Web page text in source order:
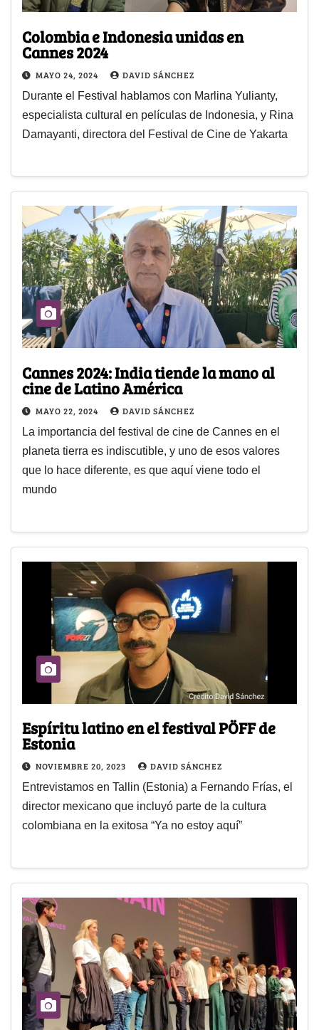
Colombia e Indonesia unidas en
Cannes 2024
MAYO 24, 2024 DAVID SÁNCHEZ
Durante el Festival hablamos con Marlina Yulianty,
especialista cultural en películas de Indonesia, y Rina
Damayanti, directora del Festival de Cine de Yakarta
Cannes 2024: India tiende la mano al
cine de Latino América
MAYO 22, 2024 DAVID SÁNCHEZ
La importancia del festival de cine de Cannes en el
planeta tierra es indiscutible, y uno de esos valores
que lo hace diferente, es que aquí viene todo el
mundo
Espíritu latino en el festival PÖFF de
Estonia
NOVIEMBRE 20, 2023 DAVID SÁNCHEZ
Entrevistamos en Tallin (Estonia) a Fernando Frías, el
director mexicano que incluyó parte de la cultura
colombiana en la exitosa “Ya no estoy aquí”